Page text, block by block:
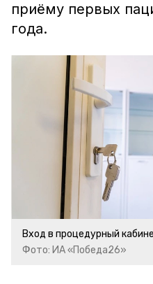
приёму первых
года.
Вход в процедурный
Фото: ИА «Победа26»